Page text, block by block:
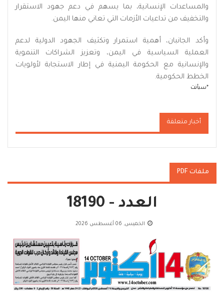
والمساعدات الإنسانية، بما يسهم في دعم جهود الاستقرار
والتخفيف من تداعيات الأزمات التي تعاني منها اليمن.
وأكد الجانبان، أهمية استمرار وتكثيف الجهود الدولية لدعم
العملية السياسية في اليمن، وتعزيز الشراكات التنموية
والإنسانية مع الحكومة اليمنية في إطار الاستجابة لأولويات
الخطط الحكومية.
*سبأنت
أخبار متعلقة
ملفات PDF
العدد - 18190
الخميس, 06 أغسطس 2026